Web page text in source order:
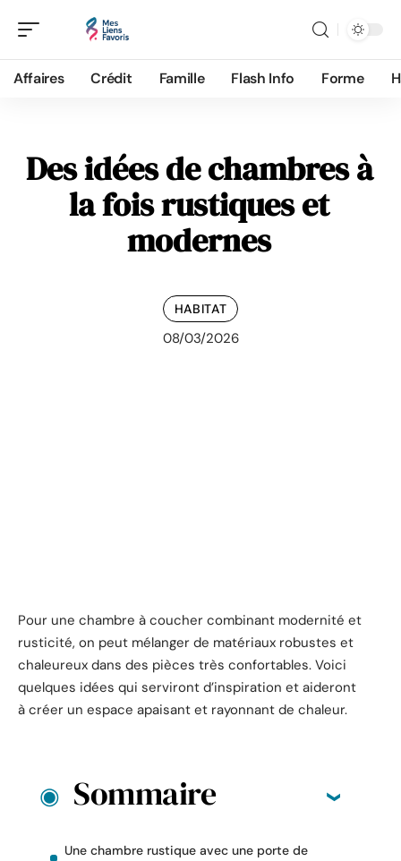
Affaires Crédit Famille Flash Info Forme
Des idées de chambres à
la fois rustiques et
modernes
HABITAT
08/03/2026
Pour une chambre à coucher combinant modernité et
rusticité, on peut mélanger de matériaux robustes et
chaleureux dans des pièces très confortables. Voici
quelques idées qui serviront d’inspiration et aideront
à créer un espace apaisant et rayonnant de chaleur.
Sommaire
Une chambre rustique avec une porte de